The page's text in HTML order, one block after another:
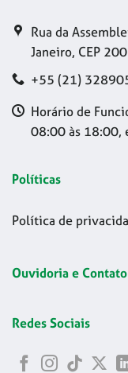
Rua da
Janeiro, CEP
+55 (21)
Horário de
08:00 às 18:00,
Políticas
Política de
Ouvidoria e Contato
Redes Sociais